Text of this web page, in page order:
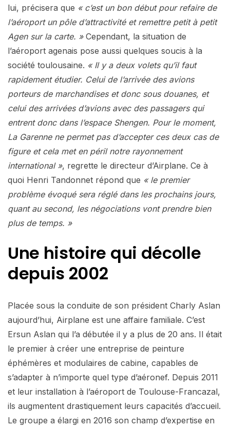
lui, précisera que « c’est un bon début pour refaire de
l’aéroport un pôle d’attractivité et remettre petit à petit
Agen sur la carte. » Cependant, la situation de
l’aéroport agenais pose aussi quelques soucis à la
société toulousaine. « Il y a deux volets qu’il faut
rapidement étudier. Celui de l’arrivée des avions
porteurs de marchandises et donc sous douanes, et
celui des arrivées d’avions avec des passagers qui
entrent donc dans l’espace Shengen. Pour le moment,
La Garenne ne permet pas d’accepter ces deux cas de
figure et cela met en péril notre rayonnement
international », regrette le directeur d’Airplane. Ce à
quoi Henri Tandonnet répond que « le premier
problème évoqué sera réglé dans les prochains jours,
quant au second, les négociations vont prendre bien
plus de temps. »
Une histoire qui décolle
depuis 2002
Placée sous la conduite de son président Charly Aslan
aujourd’hui, Airplane est une affaire familiale. C’est
Ersun Aslan qui l’a débutée il y a plus de 20 ans. Il était
le premier à créer une entreprise de peinture
éphémères et modulaires de cabine, capables de
s’adapter à n’importe quel type d’aéronef. Depuis 2011
et leur installation à l’aéroport de Toulouse-Francazal,
ils augmentent drastiquement leurs capacités d’accueil.
Le groupe a élargi en 2016 son champ d’expertise en